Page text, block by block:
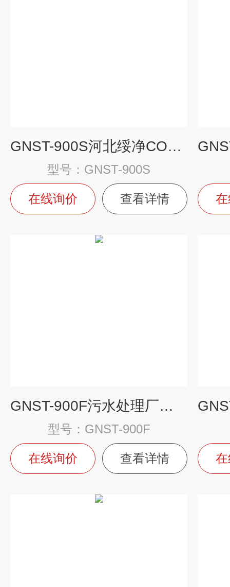
GNST-900S河北绥净COD检测仪
型号：GNST-900S
在线询价 查看详情
GNST-900F污水处理厂氟化物测定仪
型号：GNST-900F
在线询价 查看详情